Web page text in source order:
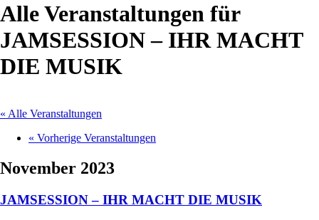
Alle Veranstaltungen für
JAMSESSION – IHR MACHT
DIE MUSIK
« Alle Veranstaltungen
« Vorherige Veranstaltungen
November 2023
JAMSESSION – IHR MACHT DIE MUSIK